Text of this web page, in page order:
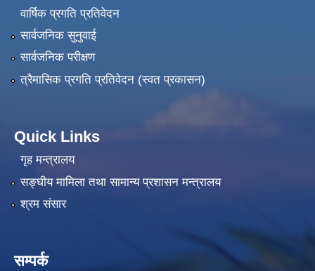
वार्षिक प्रगति प्रतिवेदन
सार्वजनिक सुनुवाई
सार्वजनिक परीक्षण
त्रैमासिक प्रगति प्रतिवेदन (स्वत प्रकासन)
Quick Links
गृह मन्त्रालय
सङ्‍घीय मामिला तथा सामान्य प्रशासन मन्त्रालय
श्रम संसार
सम्पर्क